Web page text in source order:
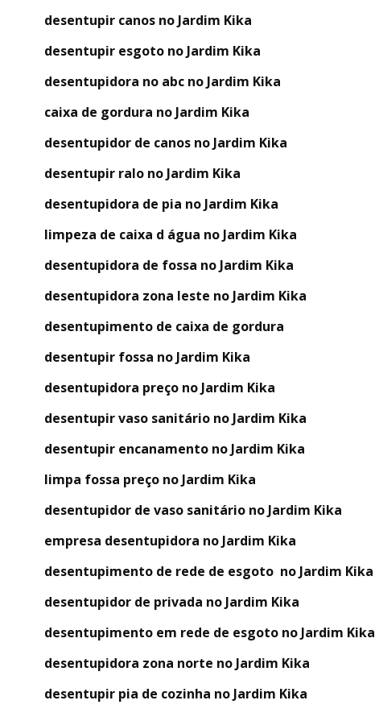
desentupir canos no Jardim Kika
desentupir esgoto no Jardim Kika
desentupidora no abc no Jardim Kika
caixa de gordura no Jardim Kika
desentupidor de canos no Jardim Kika
desentupir ralo no Jardim Kika
desentupidora de pia no Jardim Kika
limpeza de caixa d água no Jardim Kika
desentupidora de fossa no Jardim Kika
desentupidora zona leste no Jardim Kika
desentupimento de caixa de gordura
desentupir fossa no Jardim Kika
desentupidora preço no Jardim Kika
desentupir vaso sanitário no Jardim Kika
desentupir encanamento no Jardim Kika
limpa fossa preço no Jardim Kika
desentupidor de vaso sanitário no Jardim Kika
empresa desentupidora no Jardim Kika
desentupimento de rede de esgoto no Jardim Kika
desentupidor de privada no Jardim Kika
desentupimento em rede de esgoto no Jardim Kika
desentupidora zona norte no Jardim Kika
desentupir pia de cozinha no Jardim Kika